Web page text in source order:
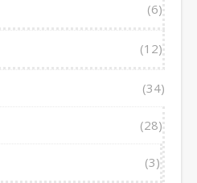
(6)
(12)
(34)
(28)
(3)